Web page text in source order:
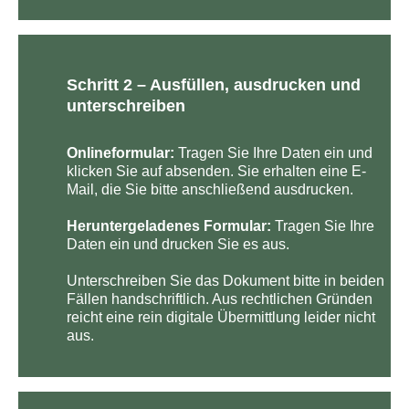
Schritt 2 – Ausfüllen, ausdrucken und
unterschreiben
Onlineformular: Tragen Sie Ihre Daten ein und
klicken Sie auf absenden. Sie erhalten eine E-
Mail, die Sie bitte anschließend ausdrucken.
Heruntergeladenes Formular: Tragen Sie Ihre
Daten ein und drucken Sie es aus.
Unterschreiben Sie das Dokument bitte in beiden
Fällen handschriftlich. Aus rechtlichen Gründen
reicht eine rein digitale Übermittlung leider nicht
aus.